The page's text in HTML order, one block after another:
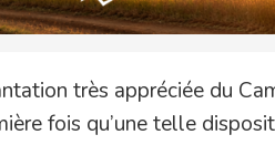
très appréciée du
fois qu’une telle